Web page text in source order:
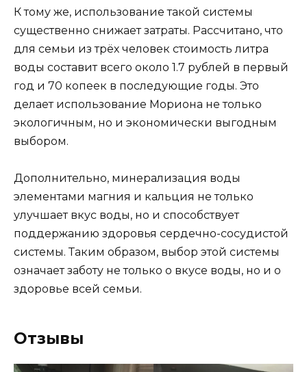
К тому же, использование такой системы
существенно снижает затраты. Рассчитано, что
для семьи из трёх человек стоимость литра
воды составит всего около 1.7 рублей в первый
год и 70 копеек в последующие годы. Это
делает использование Мориона не только
экологичным, но и экономически выгодным
выбором.
Дополнительно, минерализация воды
элементами магния и кальция не только
улучшает вкус воды, но и способствует
поддержанию здоровья сердечно-сосудистой
системы. Таким образом, выбор этой системы
означает заботу не только о вкусе воды, но и о
здоровье всей семьи.
Отзывы